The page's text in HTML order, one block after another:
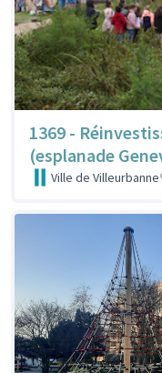
1369 -
(esplanade
Ville de Villeurbanne